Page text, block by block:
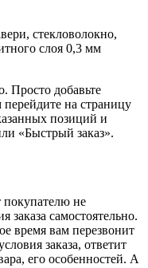
стекловолокно,
слоя 0,3 мм
Просто добавьте
на страницу
позиций и
«Быстрый заказ».
покупателю не
самостоятельно.
время вам перезвонит
заказа, ответит
его особенностей. А